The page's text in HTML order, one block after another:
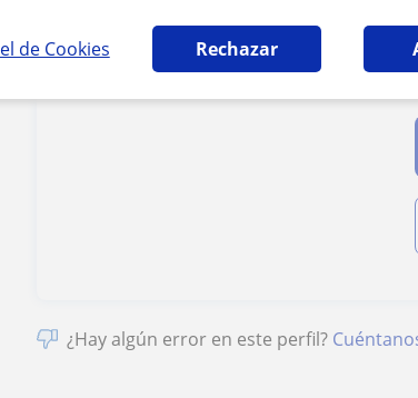
de Cookies Rechazar
¿Hay algún error en este perfil?